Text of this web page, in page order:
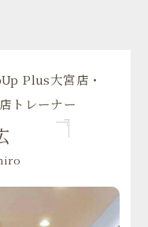
Plus大宮店・
トレーナー